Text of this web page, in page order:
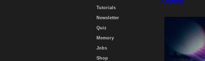
Tutorials
Newsletter
Quiz
Memory
Jobs
Shop